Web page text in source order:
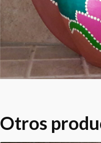
Otros